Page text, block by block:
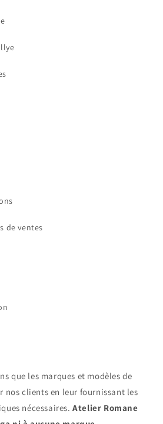
de ventes
que les marques et modèles de
nos clients en leur fournissant les
nécessaires. Atelier Romane